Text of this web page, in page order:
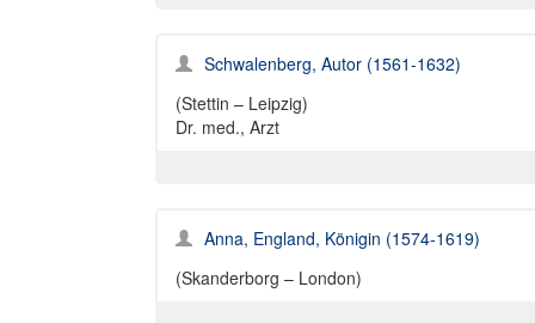
Schwalenberg, Autor (1561-1632)
(Stettin – Leipzig)
Dr. med., Arzt
Anna, England, Königin (1574-1619)
(Skanderborg – London)